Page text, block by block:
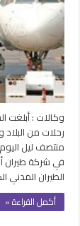
وكالات : أبلغت
رحلات من البلاد
منتصف ليل
في شركة طيران
الطيران المدني
أكمل القراءة »